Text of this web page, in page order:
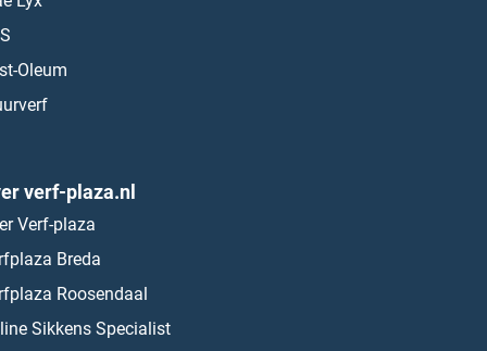
Oleum
verf-plaza.nl
Verf-plaza
Breda
Roosendaal
Sikkens Specialist